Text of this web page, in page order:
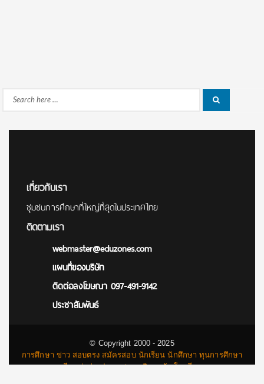
Search
เกี่ยวกับเรา
ชุมชนการศึกษาที่ใหญ่ที่สุดในประเทศไทย
ติดตามเรา
webmaster@eduzones.com
แผนที่ของบริษัท
ติดต่อลงโฆษณา 097-491-9142
ประชาสัมพันธ์
© Copyright 2000 - 2025
การศึกษา ข่าว สอบตรง สมัครสอบ นักเรียน นักศึกษา ทุนการศึกษา
เรียนต่อต่างประเทศ มหาวิทยาลัย โรงเรียน